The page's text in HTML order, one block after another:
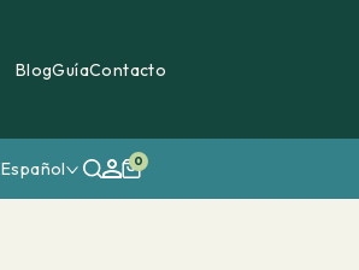
BlogGuíaContacto
Español 0